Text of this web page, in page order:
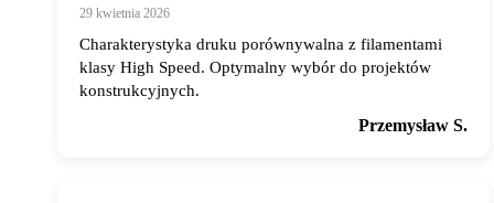
29 kwietnia 2026
Charakterystyka druku porównywalna z filamentami
klasy High Speed. Optymalny wybór do projektów
konstrukcyjnych.
Przemysław S.